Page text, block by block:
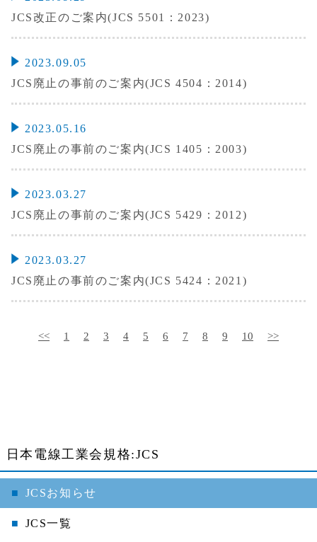
JCS改正のご案内(JCS 5501：2023)
2023.09.05
JCS廃止の事前のご案内(JCS 4504：2014)
2023.05.16
JCS廃止の事前のご案内(JCS 1405：2003)
2023.03.27
JCS廃止の事前のご案内(JCS 5429：2012)
2023.03.27
JCS廃止の事前のご案内(JCS 5424：2021)
<< 1 2 3 4 5 6 7 8 9 10 >>
日本電線工業会規格:JCS
JCSお知らせ
JCS一覧